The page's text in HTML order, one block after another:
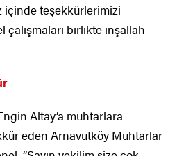
teşekkürlerimizi
çalışmaları birlikte inşallah
Altay’a muhtarlara
eden Arnavutköy Muhtarlar